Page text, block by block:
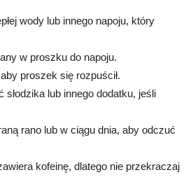
wody lub innego napoju, który
w proszku do napoju.
proszek się rozpuścił.
lub innego dodatku, jeśli
rano lub w ciągu dnia, aby odczuć
kofeinę, dlatego nie przekraczaj